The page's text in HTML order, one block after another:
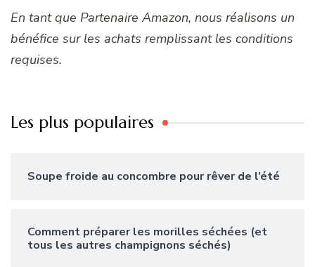
En tant que Partenaire Amazon, nous réalisons un
bénéfice sur les achats remplissant les conditions
requises.
Les plus populaires
Soupe froide au concombre pour rêver de l’été
Comment préparer les morilles séchées (et
tous les autres champignons séchés)